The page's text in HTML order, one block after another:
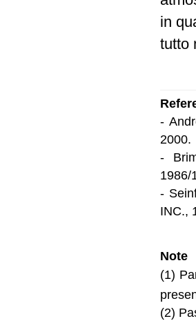
in
tutto
-
2000.
-
1986/
-
INC.,
Note
(1)
(2)